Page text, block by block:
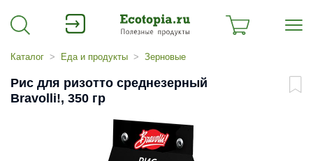
Каталог Еда и продукты Зерновые
Рис для ризотто среднезерный
Bravolli!, 350 гр